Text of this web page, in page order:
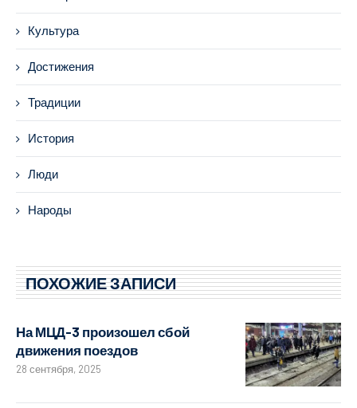
Культура
Достижения
Традиции
История
Люди
Народы
ПОХОЖИЕ ЗАПИСИ
На МЦД-3 произошел сбой
движения поездов
28 сентября, 2025